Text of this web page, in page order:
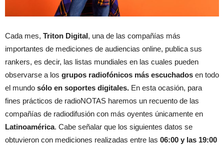
Cada mes, Triton Digital, una de las compañías más
importantes de mediciones de audiencias online, publica sus
rankers, es decir, las listas mundiales en las cuales pueden
observarse a los grupos radiofónicos más escuchados en todo
el mundo sólo en soportes digitales. En esta ocasión, para
fines prácticos de radioNOTAS haremos un recuento de las
compañías de radiodifusión con más oyentes únicamente en
Latinoamérica. Cabe señalar que los siguientes datos se
obtuvieron con mediciones realizadas entre las 06:00 y las 19:00